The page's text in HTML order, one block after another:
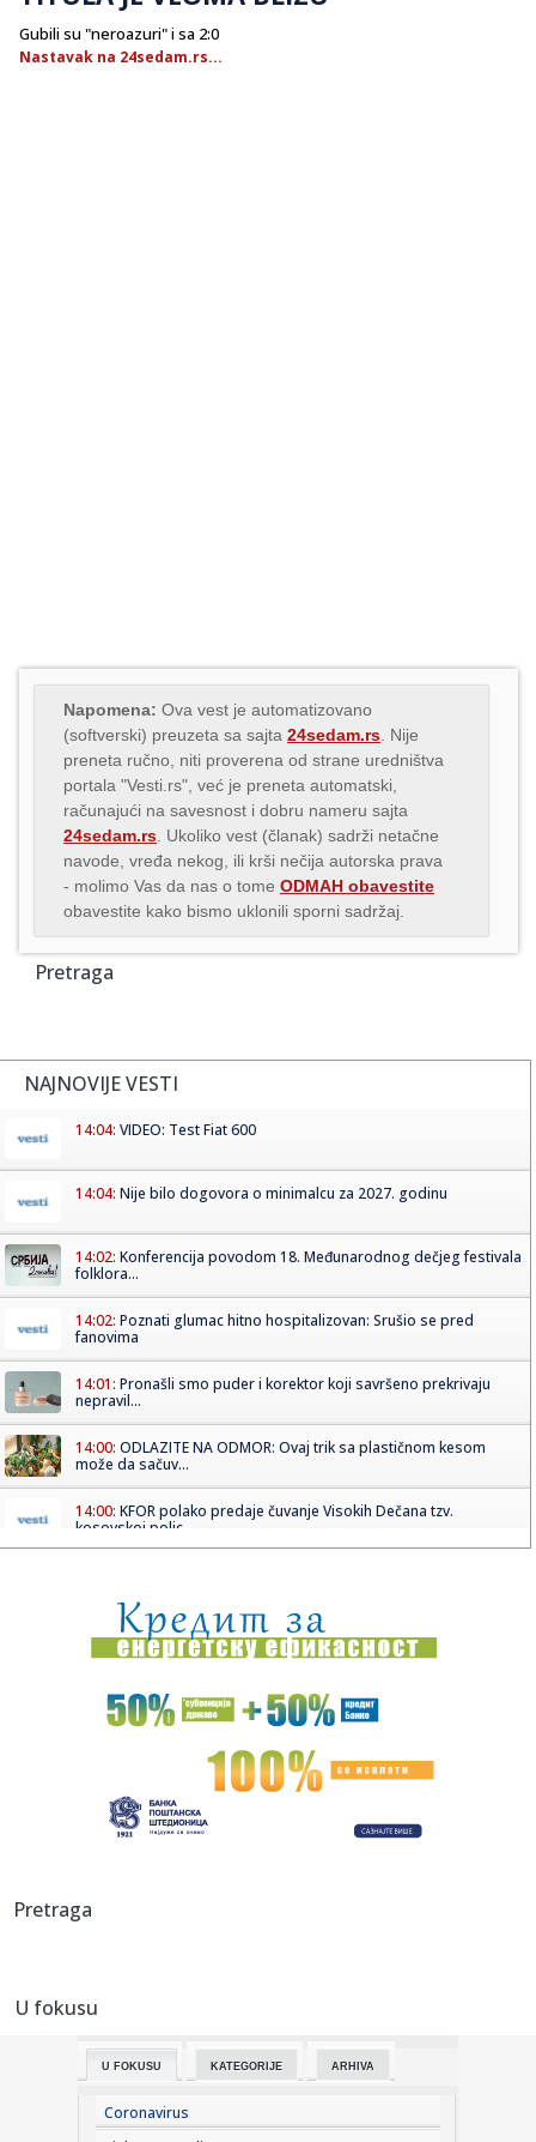
Gubili su "neroazuri" i sa 2:0
Nastavak na 24sedam.rs...
Napomena: Ova vest je automatizovano
(softverski) preuzeta sa sajta 24sedam.rs . Nije
preneta ručno, niti proverena od strane uredništva
portala "Vesti.rs", već je preneta automatski,
računajući na savesnost i dobru nameru sajta
24sedam.rs . Ukoliko vest (članak) sadrži netačne
navode, vređa nekog, ili krši nečija autorska prava
- molimo Vas da nas o tome ODMAH obavestite
obavestite kako bismo uklonili sporni sadržaj.
Pretraga
NAJNOVIJE VESTI
14:04: VIDEO: Test Fiat 600
14:04: Nije bilo dogovora o minimalcu za 2027. godinu
14:02: Konferencija povodom 18. Međunarodnog dečjeg festivala
folklora...
14:02: Poznati glumac hitno hospitalizovan: Srušio se pred
fanovima
14:01: Pronašli smo puder i korektor koji savršeno prekrivaju
nepravil...
14:00: ODLAZITE NA ODMOR: Ovaj trik sa plastičnom kesom
može da sačuv...
14:00: KFOR polako predaje čuvanje Visokih Dečana tzv.
kosovskoj polic...
14:00:Opšta bolnica u Senti dobija novo krilo: Investicija 1,5
milijar...
14:00:Pozdrav novom valu: Koncert u Tvornici kulture 5. rujna
Svi ovo bacaju, a on sakuplja i mlati pare: Penzioner svakog
13:57:Predsednik ukrajinskog parlamentarnog odbora
FAP
13:47:
13:44:
Uskoro ističe rok za plaćanje poreza na imovinu za treći
Pretraga
U fokusu
U FOKUSU KATEGORIJE ARHIVA
Coronavirus